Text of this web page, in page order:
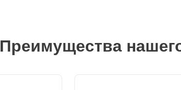
Преимущества